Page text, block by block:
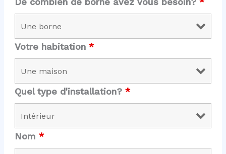
Votre habitation *
Quel type d'installation? *
Nom *